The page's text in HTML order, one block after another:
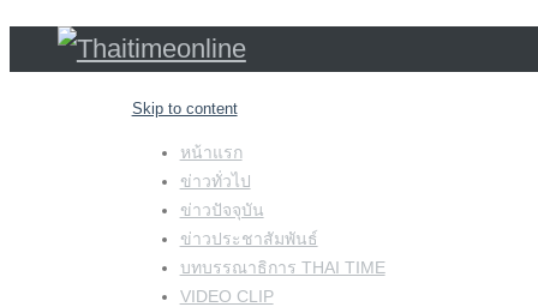
Skip to content
หน้าแรก
ข่าวทั่วไป
ข่าวปัจจุบัน
ข่าวประชาสัมพันธ์
บทบรรณาธิการ THAI TIME
VIDEO CLIP